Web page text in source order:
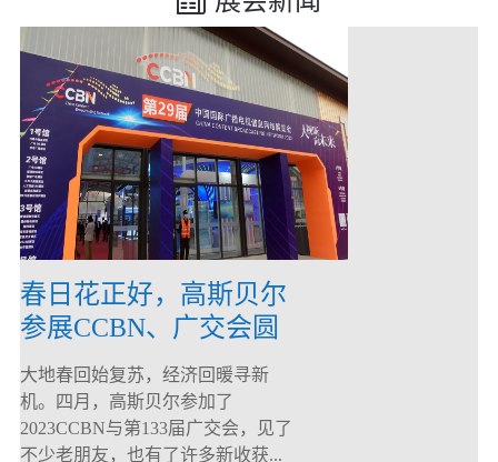
春日花正好，高斯贝尔
参展CCBN、广交会圆
满落幕！
大地春回始复苏，经济回暖寻新
机。四月，高斯贝尔参加了
2023CCBN与第133届广交会，见了
不少老朋友，也有了许多新收获...